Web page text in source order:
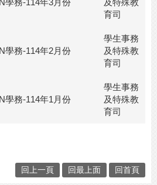
學務-114年3月份
及特殊教
育司
學務-114年2月份
學生事務
及特殊教
育司
學務-114年1月份
學生事務
及特殊教
育司
回上一頁 回最上面 回首頁